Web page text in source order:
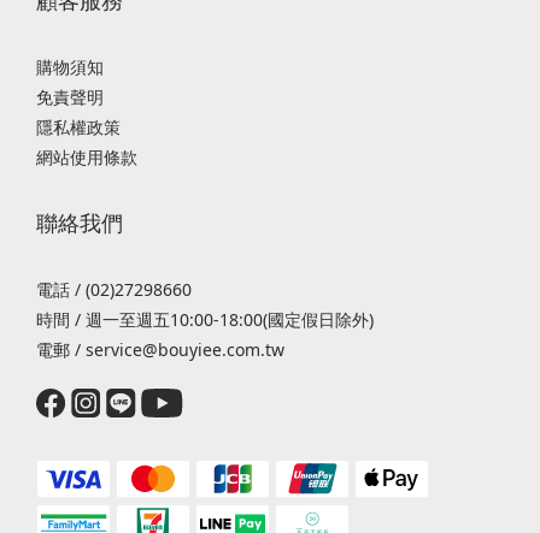
購物須知
免責聲明
隱私權政策
網站使用條款
聯絡我們
電話 / (02)27298660
時間 / 週一至週五10:00-18:00(國定假日除外)
電郵 / service@bouyiee.com.tw